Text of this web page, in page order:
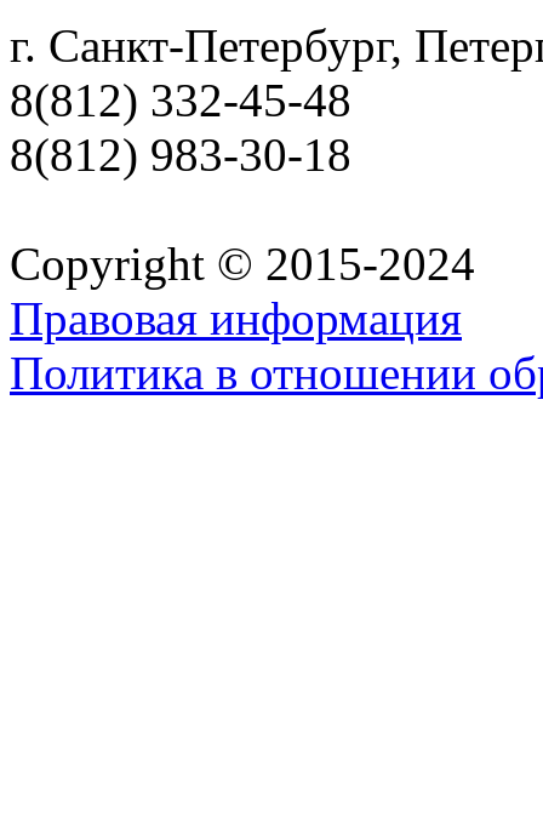
г. Санкт-Петербург,
8(812) 332-45-48
8(812) 983-30-18
Copyright © 2015-2024
Правовая информация
Политика в отношении